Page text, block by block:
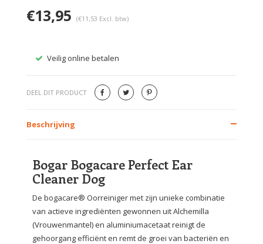
€13,95 (€11,53 Excl. btw)
Veilig online betalen
DEEL DIT PRODUCT
Beschrijving
Bogar Bogacare Perfect Ear
Cleaner Dog
De bogacare® Oorreiniger met zijn unieke combinatie
van actieve ingrediënten gewonnen uit Alchemilla
(Vrouwenmantel) en aluminiumacetaat reinigt de
gehoorgang efficiënt en remt de groei van bacteriën en